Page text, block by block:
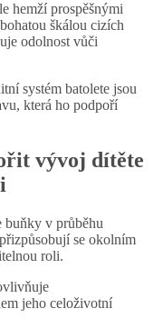
hemží prospěšnými
škálou cizích
odolnost vůči
systém batolete jsou
která ho podpoří
vývoj dítěte
buňky v průběhu
se okolním
roli.
jeho celoživotní